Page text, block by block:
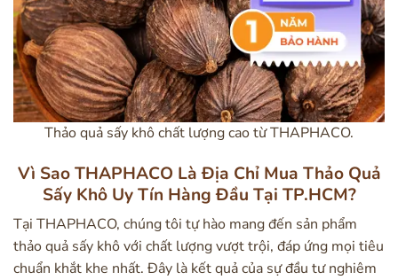
Thảo quả sấy khô chất lượng cao từ THAPHACO.
Vì Sao THAPHACO Là Địa Chỉ Mua Thảo Quả
Sấy Khô Uy Tín Hàng Đầu Tại TP.HCM?
Tại THAPHACO, chúng tôi tự hào mang đến sản phẩm
thảo quả sấy khô với chất lượng vượt trội, đáp ứng mọi tiêu
chuẩn khắt khe nhất. Đây là kết quả của sự đầu tư nghiêm